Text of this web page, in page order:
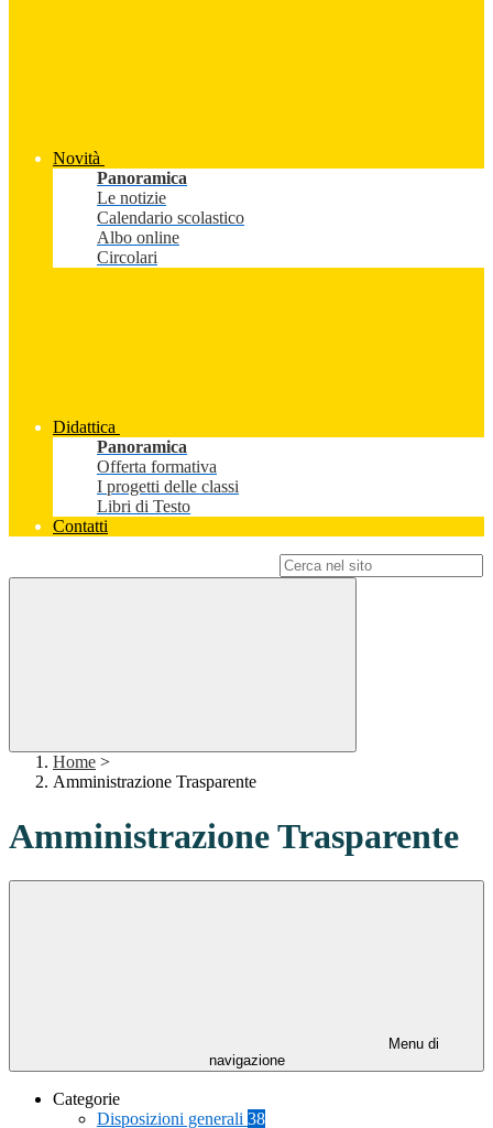
Novità
Panoramica
Le notizie
Calendario scolastico
Albo online
Circolari
Didattica
Panoramica
Offerta formativa
I progetti delle classi
Libri di Testo
Contatti
Home >
Amministrazione Trasparente
Amministrazione Trasparente
Menu di
navigazione
Categorie
Disposizioni generali 38